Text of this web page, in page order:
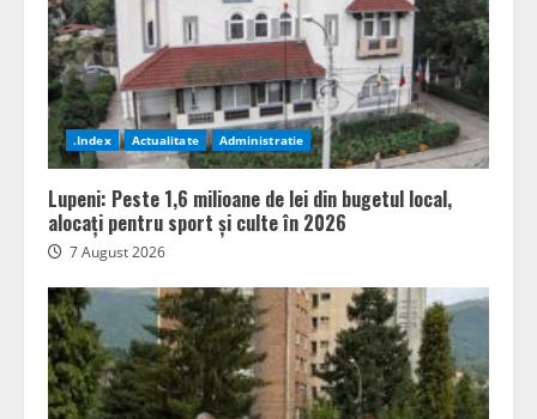
.Index Actualitate Administratie
Lupeni: Peste 1,6 milioane de lei din bugetul local,
alocați pentru sport și culte în 2026
7 August 2026